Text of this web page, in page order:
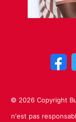
© 2026 Copyright
n'est pas